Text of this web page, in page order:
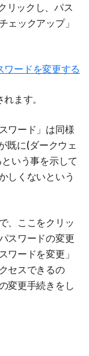
リックし、パス
ェックアップ」
ードを変更する
ます。
ワード」は同様
既に(ダークウェ
いう事を示して
しくないという
、ここをクリッ
スワードの変更
ワードを変更」
セスできるの
変更手続きをし